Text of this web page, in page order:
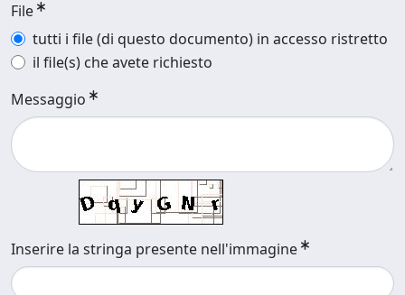
File
tutti i file (di questo documento) in accesso ristretto
il file(s) che avete richiesto
Messaggio
Inserire la stringa presente nell'immagine